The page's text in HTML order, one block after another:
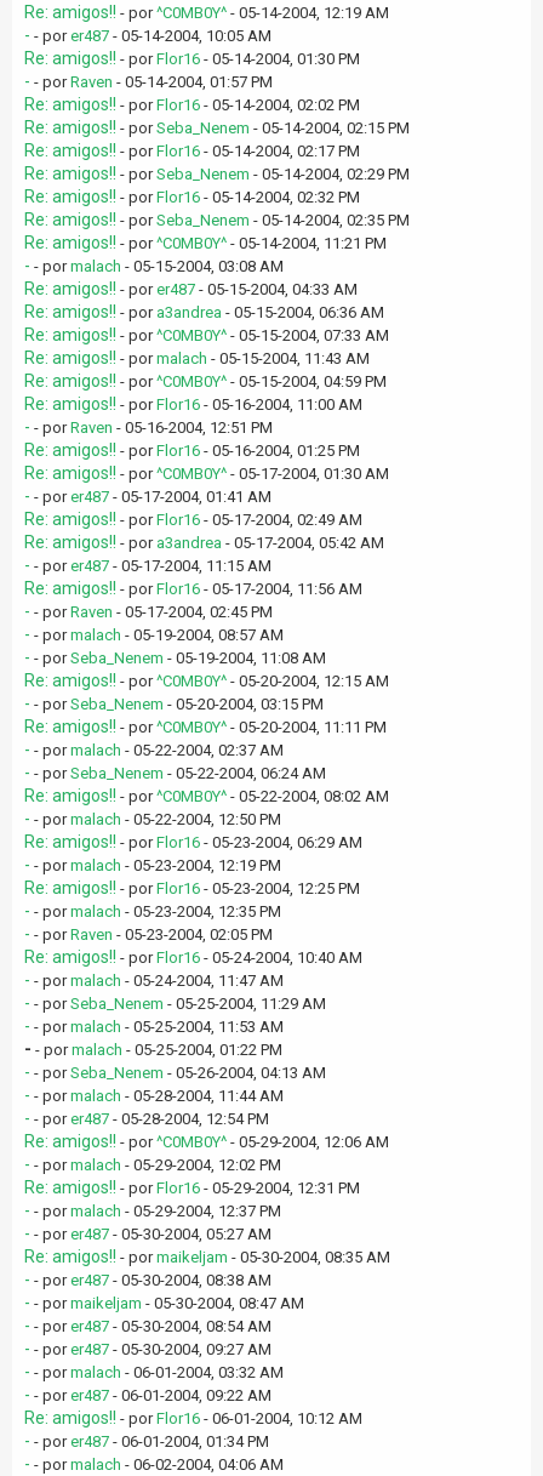
Re: amigos!! - por^C0MB0Y^ - 05-14-2004, 12:19 AM
- - porer487 - 05-14-2004, 10:05 AM
Re: amigos!! - porFlor16 - 05-14-2004, 01:30 PM
- - porRaven - 05-14-2004, 01:57 PM
Re: amigos!! - porFlor16 - 05-14-2004, 02:02 PM
Re: amigos!! - porSeba_Nenem - 05-14-2004, 02:15 PM
Re: amigos!! - porFlor16 - 05-14-2004, 02:17 PM
Re: amigos!! - porSeba_Nenem - 05-14-2004, 02:29 PM
Re: amigos!! - porFlor16 - 05-14-2004, 02:32 PM
Re: amigos!! - porSeba_Nenem - 05-14-2004, 02:35 PM
Re: amigos!! - por^C0MB0Y^ - 05-14-2004, 11:21 PM
- - pormalach - 05-15-2004, 03:08 AM
Re: amigos!! - porer487 - 05-15-2004, 04:33 AM
Re: amigos!! - por a3andrea - 05-15-2004, 06:36 AM
Re: amigos!! - por^C0MB0Y^ - 05-15-2004, 07:33 AM
Re: amigos!! - pormalach - 05-15-2004, 11:43 AM
Re: amigos!! - por^C0MB0Y^ - 05-15-2004, 04:59 PM
Re: amigos!! - porFlor16 - 05-16-2004, 11:00 AM
- - porRaven - 05-16-2004, 12:51 PM
Re: amigos!! - porFlor16 - 05-16-2004, 01:25 PM
Re: amigos!! - por^C0MB0Y^ - 05-17-2004, 01:30 AM
- - porer487 - 05-17-2004, 01:41 AM
Re: amigos!! - porFlor16 - 05-17-2004, 02:49 AM
Re: amigos!! - por a3andrea - 05-17-2004, 05:42 AM
- - porer487 - 05-17-2004, 11:15 AM
Re: amigos!! - porFlor16 - 05-17-2004, 11:56 AM
- - porRaven - 05-17-2004, 02:45 PM
- - pormalach - 05-19-2004, 08:57 AM
- - porSeba_Nenem - 05-19-2004, 11:08 AM
Re: amigos!! - por^C0MB0Y^ - 05-20-2004, 12:15 AM
- - porSeba_Nenem - 05-20-2004, 03:15 PM
Re: amigos!! - por^C0MB0Y^ - 05-20-2004, 11:11 PM
- - pormalach - 05-22-2004, 02:37 AM
- - porSeba_Nenem - 05-22-2004, 06:24 AM
Re: amigos!! - por^C0MB0Y^ - 05-22-2004, 08:02 AM
- - pormalach - 05-22-2004, 12:50 PM
Re: amigos!! - porFlor16 - 05-23-2004, 06:29 AM
- - pormalach - 05-23-2004, 12:19 PM
Re: amigos!! - porFlor16 - 05-23-2004, 12:25 PM
- - pormalach - 05-23-2004, 12:35 PM
- - porRaven - 05-23-2004, 02:05 PM
Re: amigos!! - porFlor16 - 05-24-2004, 10:40 AM
- - pormalach - 05-24-2004, 11:47 AM
- - porSeba_Nenem - 05-25-2004, 11:29 AM
- - pormalach - 05-25-2004, 11:53 AM
- - pormalach - 05-25-2004, 01:22 PM
- - porSeba_Nenem - 05-26-2004, 04:13 AM
- - pormalach - 05-28-2004, 11:44 AM
- - porer487 - 05-28-2004, 12:54 PM
Re: amigos!! - por^C0MB0Y^ - 05-29-2004, 12:06 AM
- - pormalach - 05-29-2004, 12:02 PM
Re: amigos!! - porFlor16 - 05-29-2004, 12:31 PM
- - pormalach - 05-29-2004, 12:37 PM
- - porer487 - 05-30-2004, 05:27 AM
Re: amigos!! - pormaikeljam - 05-30-2004, 08:35 AM
- - porer487 - 05-30-2004, 08:38 AM
- - pormaikeljam - 05-30-2004, 08:47 AM
- - porer487 - 05-30-2004, 08:54 AM
- - porer487 - 05-30-2004, 09:27 AM
- - pormalach - 06-01-2004, 03:32 AM
- - porer487 - 06-01-2004, 09:22 AM
Re: amigos!! - porFlor16 - 06-01-2004, 10:12 AM
- - porer487 - 06-01-2004, 01:34 PM
- - pormalach - 06-02-2004, 04:06 AM